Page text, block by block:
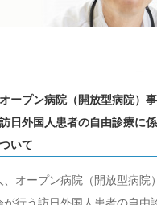
ープン病院（開放型病院）
日外国人患者の自由診療に
いて
オープン病院（開放型病院